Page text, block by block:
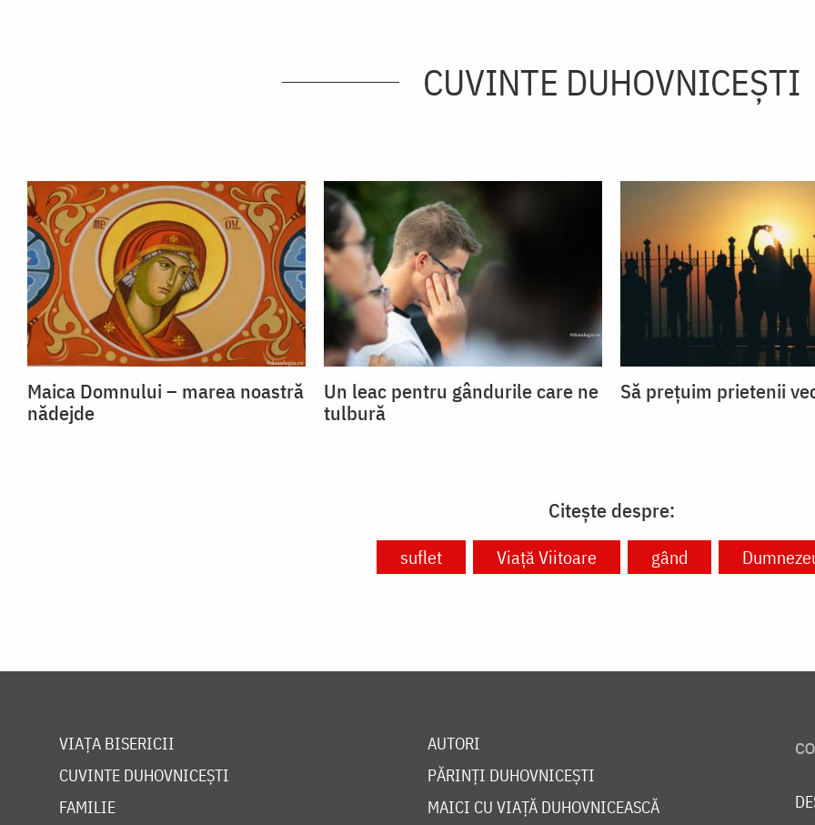
CUVINTE DUHOVNICEȘTI
Maica Domnului – marea noastră
nădejde
Un leac pentru gândurile care ne
tulbură
Să prețuim prietenii
Citește despre:
suflet Viață Viitoare gând
VIAȚA BISERICII
CUVINTE DUHOVNICEȘTI
FAMILIE
AUTORI
PĂRINȚI DUHOVNICEȘTI
MAICI CU VIAȚĂ DUHOVNICEASCĂ